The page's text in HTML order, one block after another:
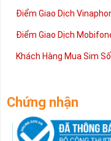
Điểm Giao Dịch
Điểm Giao Dịch
Khách Hàng Mua Sim
Chứng nhận